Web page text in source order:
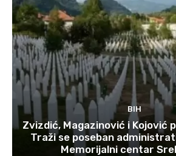
BIH
Zvizdić, Magazinović i Kojović
Traži se poseban
Memorijalni centar